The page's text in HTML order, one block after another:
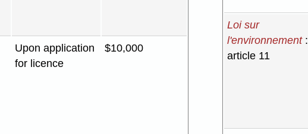
Upon application
for licence
$10,000
Loi sur
l'environnement:
article 11